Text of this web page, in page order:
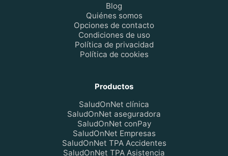
Blog
Quiénes somos
Opciones de contacto
Condiciones de uso
Política de privacidad
Política de cookies
Productos
SaludOnNet clínica
SaludOnNet aseguradora
SaludOnNet conPay
SaludOnNet Empresas
SaludOnNet TPA Accidentes
SaludOnNet TPA Asistencia